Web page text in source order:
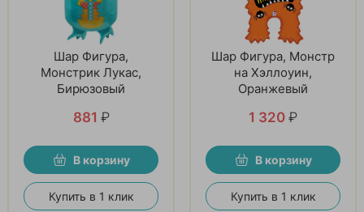
Шар Фигура,
Монстрик Лукас,
Бирюзовый
881 ₽
В корзину
Купить в 1 клик
Шар Фигура, Монстр
на Хэллоуин,
Оранжевый
1 320 ₽
В корзину
Купить в 1 клик